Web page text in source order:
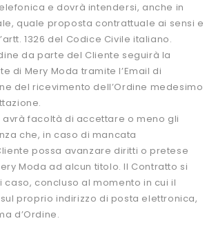
e dovrà intendersi, anche in
quale proposta contrattuale ai sensi e
1326 del Codice Civile italiano.
da parte del Cliente seguirà la
di Mery Moda tramite l’Email di
del ricevimento dell’Ordine medesimo
avrà facoltà di accettare o meno gli
che, in caso di mancata
possa avanzare diritti o pretese
Moda ad alcun titolo. Il Contratto si
caso, concluso al momento in cui il
proprio indirizzo di posta elettronica,
d’Ordine.